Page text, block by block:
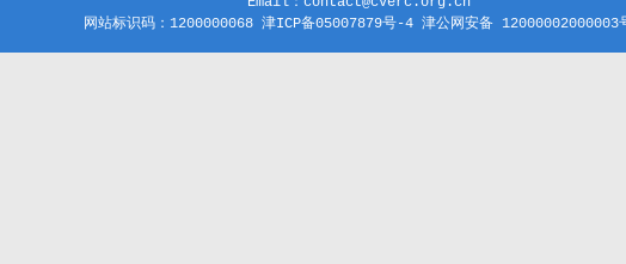
网站标识码：1200000068 津ICP备05007879号-4 津公网安备 12000002000003